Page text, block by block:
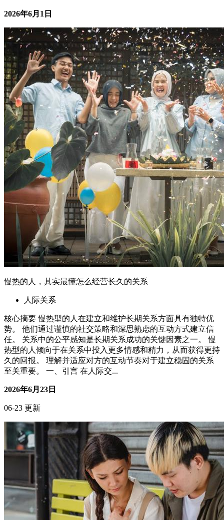
2026年6月1日
慢热的人，其实最懂怎么经营长久的关系
人际关系
核心摘要 慢热型的人在建立和维护长期关系方面具有独特优
势。 他们通过谨慎的社交策略和深思熟虑的互动方式建立信
任。 关系中的公平感知是长期关系成功的关键因素之一。 慢
热型的人倾向于在关系中投入更多情感和精力，从而获得更持
久的回报。 理解并适应对方的互动节奏对于建立稳固的关系
至关重要。 一、引言 在人际交...
2026年6月23日
06-23 更新